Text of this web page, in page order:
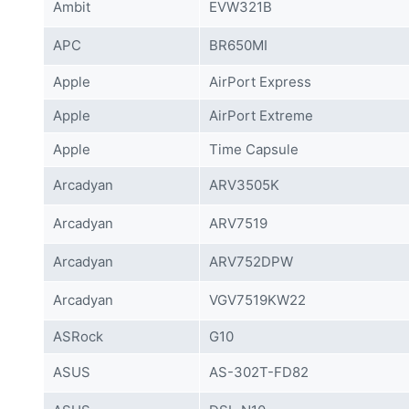
Ambit EVW321B
APC BR650MI
Apple
AirPort Express
Apple
AirPort Extreme
Apple
Time Capsule
Arcadyan ARV3505K
Arcadyan ARV7519
Arcadyan ARV752DPW
Arcadyan VGV7519KW22
ASRock G10
ASUS AS-302T-FD82